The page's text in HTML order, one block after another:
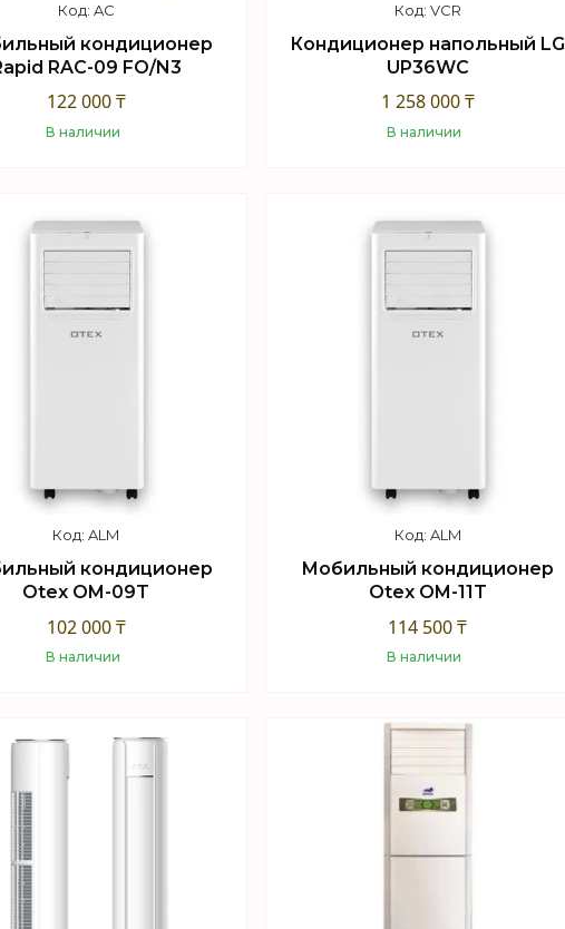
AC
кондиционер
RAC-09 FO/N3
122 000 ₸
В наличии
VCR
Кондиционер напольный LG
UP36WC
1 258 000 ₸
В наличии
ALM
кондиционер
Otex OM-09T
102 000 ₸
В наличии
ALM
Мобильный кондиционер
Otex OM-11T
114 500 ₸
В наличии
Купить